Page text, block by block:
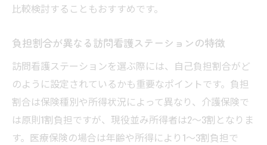
比較検討することもおすすめです。
負担割合が異なる訪問看護ステーションの特徴
訪問看護ステーションを選ぶ際には、自己負担割合がど
のように設定されているかも重要なポイントです。負担
割合は保険種別や所得状況によって異なり、介護保険で
は原則1割負担ですが、現役並み所得者は2～3割となりま
す。医療保険の場合は年齢や所得により1～3割負担で